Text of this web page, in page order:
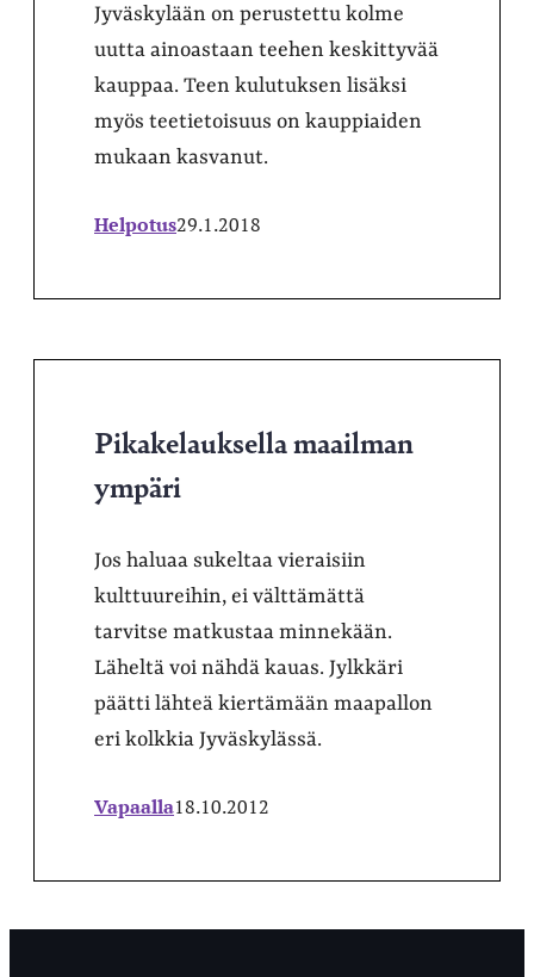
Jyväskylään on perustettu kolme
uutta ainoastaan teehen keskittyvää
kauppaa. Teen kulutuksen lisäksi
myös teetietoisuus on kauppiaiden
mukaan kasvanut.
Helpotus29.1.2018
Pikakelauksella maailman
ympäri
Jos haluaa sukeltaa vieraisiin
kulttuureihin, ei välttämättä
tarvitse matkustaa minnekään.
Läheltä voi nähdä kauas. Jylkkäri
päätti lähteä kiertämään maapallon
eri kolkkia Jyväskylässä.
Vapaalla18.10.2012